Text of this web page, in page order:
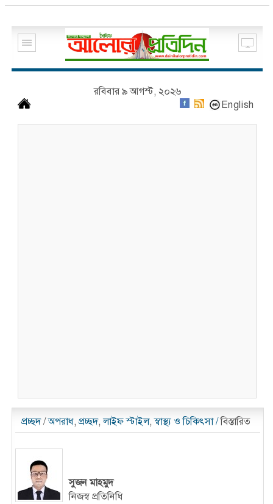
রবিবার ৯ আগস্ট, ২০২৬
English
প্রচ্ছদ/অপরাধ, প্রচ্ছদ,লাইফ স্টাইল,স্বাস্থ্য ও চিকিৎসা/বিস্তারিত
সুজন মাহমুদ
নিজস্ব প্রতিনিধি